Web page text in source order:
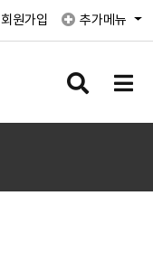
회원가입 추가메뉴
검
버
메
버